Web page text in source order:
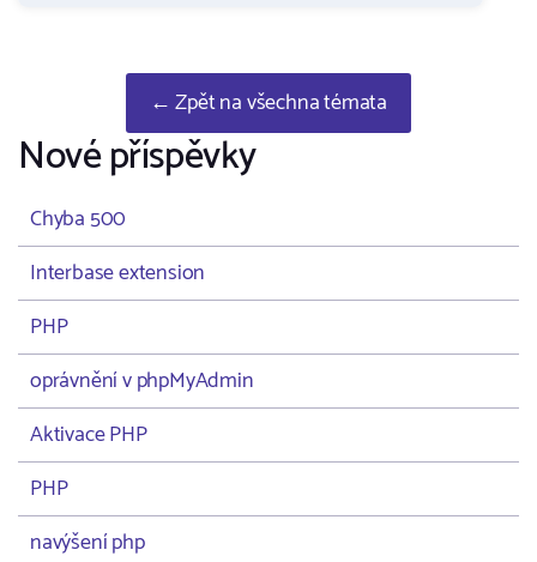
← Zpět na všechna témata
Nové příspěvky
Chyba 500
Interbase extension
PHP
oprávnění v phpMyAdmin
Aktivace PHP
PHP
navýšení php